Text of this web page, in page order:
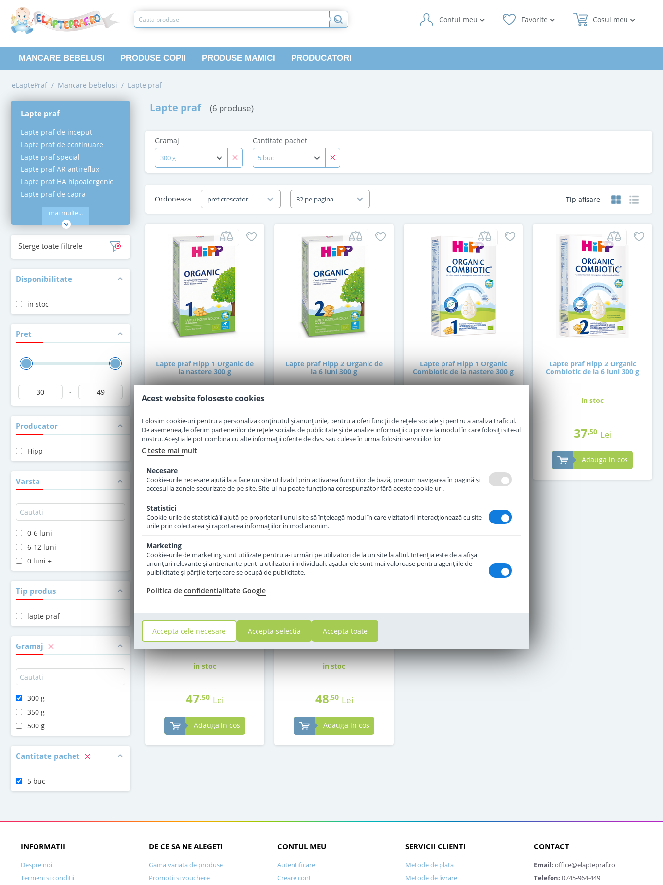
Cosul meu
Favorite
Contul meu
MANCARE BEBELUSI PRODUSE COPII PRODUSE MAMICI PRODUCATORI
eLaptePraf / Mancare bebelusi / Lapte praf
Lapte praf
Lapte praf de inceput
Lapte praf de continuare
Lapte praf special
Lapte praf AR antireflux
Lapte praf HA hipoalergenic
Lapte praf de capra
mai multe...
Sterge toate filtrele
Disponibilitate
in stoc
Pret
-
Producator
Hipp
Varsta
0-6 luni
6-12 luni
0 luni +
Tip produs
lapte praf
Gramaj
300 g
350 g
500 g
Cantitate pachet
5 buc
Lapte praf (6 produse)
Gramaj
300 g
Cantitate pachet
5 buc
Tip afisare
Ordoneaza pret crescator 32 pe pagina
Lapte praf Hipp 1 Organic de
la nastere 300 g
in stoc
30,00 Lei
Lapte praf Hipp 2 Organic de
la 6 luni 300 g
30,00 Lei
Lapte praf Hipp 1 Organic
Combiotic de la nastere 300 g
36,50 Lei
Lapte praf Hipp 2 Organic
Combiotic de la 6 luni 300 g
in stoc
37,50 Lei
Adauga in cos
Lapte praf Hipp Comfort
pentru colici si constipatie de
in stoc
47,50 Lei
Adauga in cos
Lapte praf Hipp AR antireflux
de la nastere 300 g
in stoc
48,50 Lei
Adauga in cos
INFORMATII
Despre noi
Termeni si conditii
DE CE SA NE ALEGETI
Gama variata de produse
Promotii si vouchere
CONTUL MEU
Autentificare
Creare cont
SERVICII CLIENTI
Metode de plata
Metode de livrare
CONTACT
Email: office@elaptepraf.ro
Telefon: 0745-964-449
Acest website foloseste cookies
Folosim cookie-uri pentru a personaliza conținutul și anunțurile, pentru a oferi funcții de rețele sociale și pentru a analiza traficul.
De asemenea, le oferim partenerilor de rețele sociale, de publicitate și de analize informații cu privire la modul în care folosiți site-ul
nostru. Aceștia le pot combina cu alte informații oferite de dvs. sau culese în urma folosirii serviciilor lor.
Citeste mai mult
Necesare
Cookie-urile necesare ajută la a face un site utilizabil prin activarea funcţiilor de bază, precum navigarea în pagină şi
accesul la zonele securizate de pe site. Site-ul nu poate funcţiona corespunzător fără aceste cookie-uri.
Statistici
Cookie-urile de statistică îi ajută pe proprietarii unui site să înţeleagă modul în care vizitatorii interacţionează cu site-
urile prin colectarea şi raportarea informaţiilor în mod anonim.
Marketing
Cookie-urile de marketing sunt utilizate pentru a-i urmări pe utilizatori de la un site la altul. Intenţia este de a afişa
anunţuri relevante şi antrenante pentru utilizatorii individuali, aşadar ele sunt mai valoroase pentru agenţiile de
puiblicitate şi părţile terţe care se ocupă de publicitate.
Politica de confidentialitate Google
Accepta cele necesare Accepta selectia Accepta toate